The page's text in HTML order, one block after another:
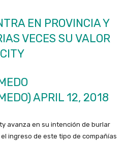
EN PROVINCIA Y
VECES SU VALOR
APRIL 12, 2018
avanza en su intención de burlar
ingreso de este tipo de compañías